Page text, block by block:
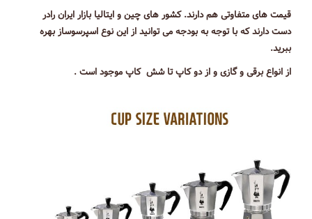
قیمت های متفاوتی هم دارند. کشور های چین و ایتالیا بازار ایران رادر
دست دارند که با توجه به بودجه می توانید از این نوع اسپرسوساز بهره
ببرید.
از انواع برقی و گازی و از دو کاپ تا شش کاپ موجود است .